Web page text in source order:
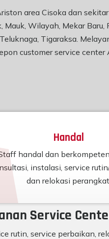
area Cisoka dan sekitar
Mauk, Wilayah, Mekar
Tigaraksa.
customer service
Handal
handal dan
instalasi, service
dan relokasi
Service
rutin, service perbaikan,